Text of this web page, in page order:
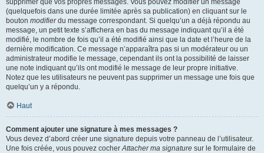
supprimer que vos propres messages. Vous pouvez modifier un message
(quelquefois dans une durée limitée après sa publication) en cliquant sur le
bouton modifierdu message correspondant. Si quelqu’un a déjà répondu au
message, un petit texte s’affichera en bas du message indiquant qu’il a été
modifié, le nombre de fois qu’il a été modifié ainsi que la date et l’heure de la
dernière modification. Ce message n’apparaîtra pas si un modérateur ou un
administrateur modifie le message, cependant ils ont la possibilité de laisser
une note indiquant qu’ils ont modifié le message de leur propre initiative.
Notez que les utilisateurs ne peuvent pas supprimer un message une fois que
quelqu’un y a répondu.
Haut
Comment ajouter une signature à mes messages ?
Vous devez d’abord créer une signature depuis votre panneau de l’utilisateur.
Une fois créée, vous pouvez cocherAttacher ma signature sur le formulaire de